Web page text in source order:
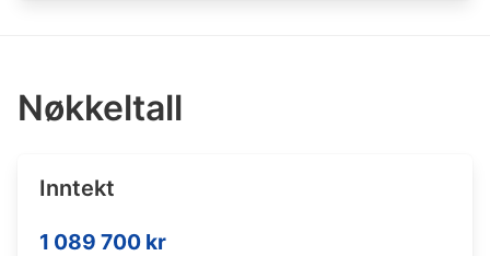
Nøkkeltall
Inntekt
1 089 700 kr